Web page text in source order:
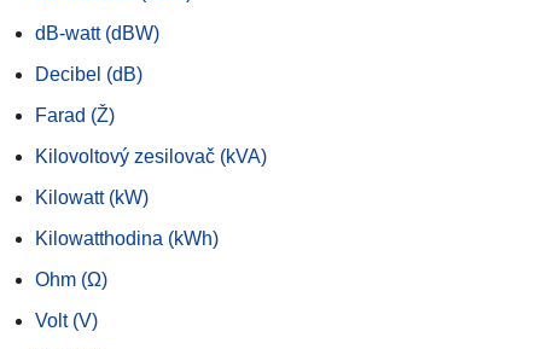
dB-watt (dBW)
Decibel (dB)
Farad (Ž)
Kilovoltový zesilovač (kVA)
Kilowatt (kW)
Kilowatthodina (kWh)
Ohm (Ω)
Volt (V)